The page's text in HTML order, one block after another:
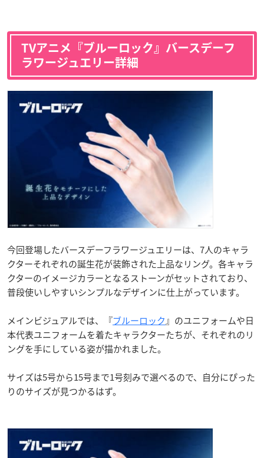
TVアニメ『ブルーロック』バースデーフ
ラワージュエリー詳細
今回登場したバースデーフラワージュエリーは、7人のキャラ
クターそれぞれの誕生花が装飾された上品なリング。各キャラ
クターのイメージカラーとなるストーンがセットされており、
普段使いしやすいシンプルなデザインに仕上がっています。
メインビジュアルでは、『ブルーロック』のユニフォームや日
本代表ユニフォームを着たキャラクターたちが、それぞれのリ
ングを手にしている姿が描かれました。
サイズは5号から15号まで1号刻みで選べるので、自分にぴった
りのサイズが見つかるはず。